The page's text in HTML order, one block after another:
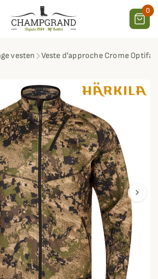
0
vesten Veste d'approche Crome
chevron_right